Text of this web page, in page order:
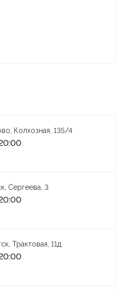
Колхозная, 135/4
Сергеева, 3
Трактовая, 11д